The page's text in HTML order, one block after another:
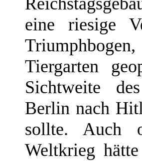
eine riesige
Tiergarten
Sichtweite
Berlin nach
sollte. Auch
Weltkrieg